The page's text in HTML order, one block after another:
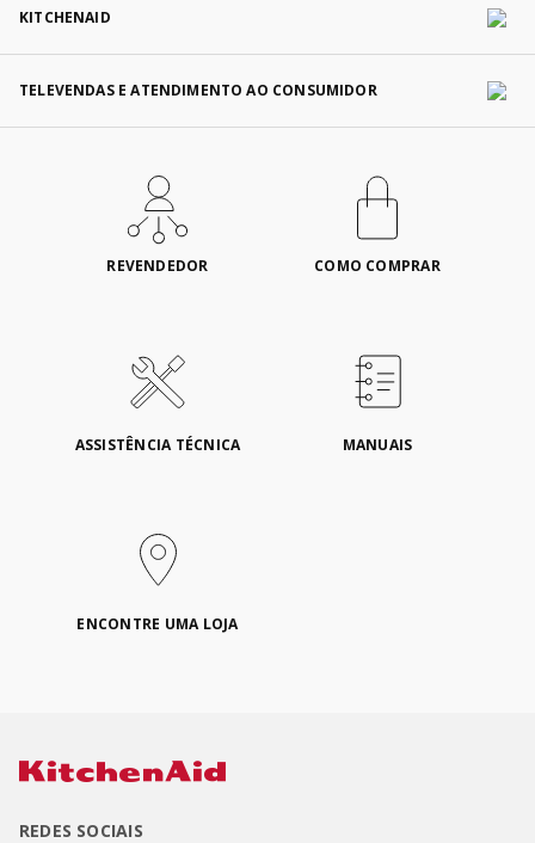
KITCHENAID
TELEVENDAS E ATENDIMENTO AO CONSUMIDOR
REVENDEDOR COMO COMPRAR
ASSISTÊNCIA TÉCNICA MANUAIS
ENCONTRE UMA LOJA
REDES SOCIAIS